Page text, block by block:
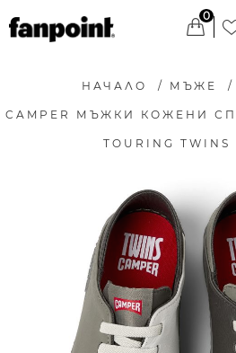
0
НАЧАЛО / МЪЖЕ /
CAMPER МЪЖКИ КОЖЕНИ
TOURING